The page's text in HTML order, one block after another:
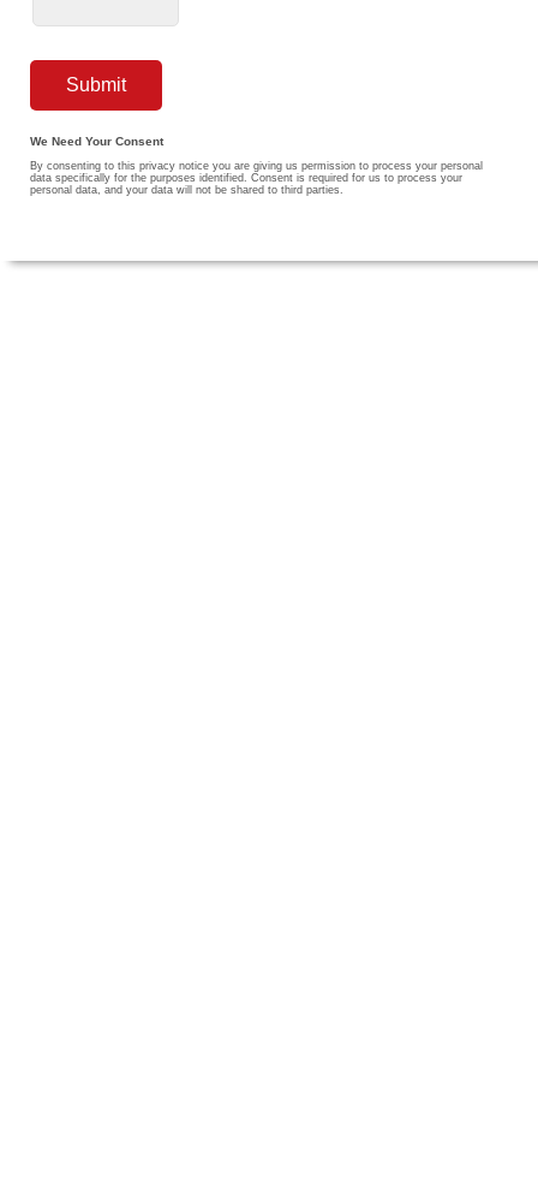
We Need Your Consent
By consenting to this privacy notice you are giving us permission to process your personal
data specifically for the purposes identified. Consent is required for us to process your
personal data, and your data will not be shared to third parties.